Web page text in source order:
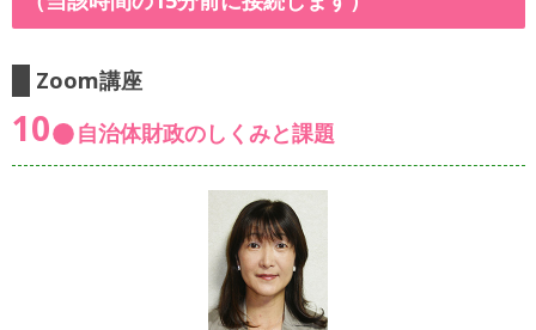
Zoom講座
10 自治体財政のしくみと課題